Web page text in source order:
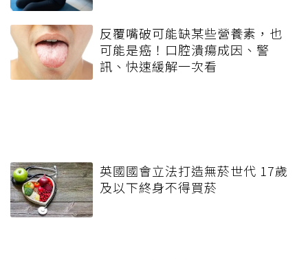
反覆嘴破可能缺某些營養素，也
可能是癌！口腔潰瘍成因、警
訊、快速緩解一次看
英國國會立法打造無菸世代 17歲
及以下終身不得買菸